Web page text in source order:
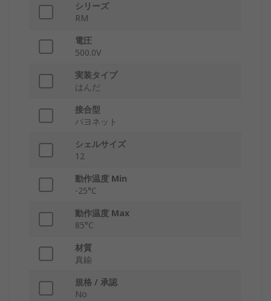
シリーズ
RM
電圧
500.0V
実装タイプ
はんだ
接合型
バヨネット
シェルサイズ
12
動作温度 Min
-25°C
動作温度 Max
85°C
材質
真鍮
規格 / 承認
No